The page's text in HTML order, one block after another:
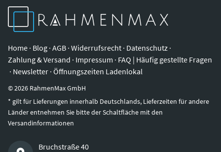
Home · Blog · AGB · Widerrufsrecht · Datenschutz ·
Zahlung & Versand · Impressum · FAQ | Häufig gestellte Fragen
· Newsletter · Öffnungszeiten Ladenlokal
©2026 RahmenMax GmbH
* gilt für Lieferungen innerhalb Deutschlands, Lieferzeiten für andere
Länder entnehmen Sie bitte der Schaltfläche mit den
Versandinformationen
Bruchstraße 40